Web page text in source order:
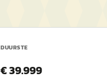
DUURSTE
€39.999